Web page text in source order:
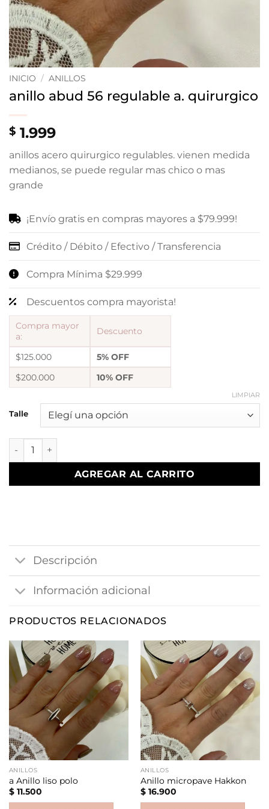
INICIO / ANILLOS
anillo abud 56 regulable a. quirurgico
$ 1.999
anillos acero quirurgico regulables. vienen medida
medianos, se puede regular mas chico o mas
grande
¡Envío gratis en compras mayores a $79.999!
Crédito / Débito / Efectivo / Transferencia
Compra Mínima $29.999
Descuentos compra mayorista!
Compra mayor
a:
Descuento
$125.000
5% OFF
$200.000
10% OFF
Talle
LIMPIAR
anillo abud 56 regulable a. quirurgico cantidad
AGREGAR AL CARRITO
Descripción
Información adicional
PRODUCTOS RELACIONADOS
ANILLOS
a Anillo liso polo
$11.500
ANILLOS
Anillo micropave Hakkon
$16.900